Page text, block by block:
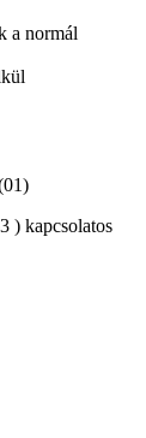
a normál
) kapcsolatos